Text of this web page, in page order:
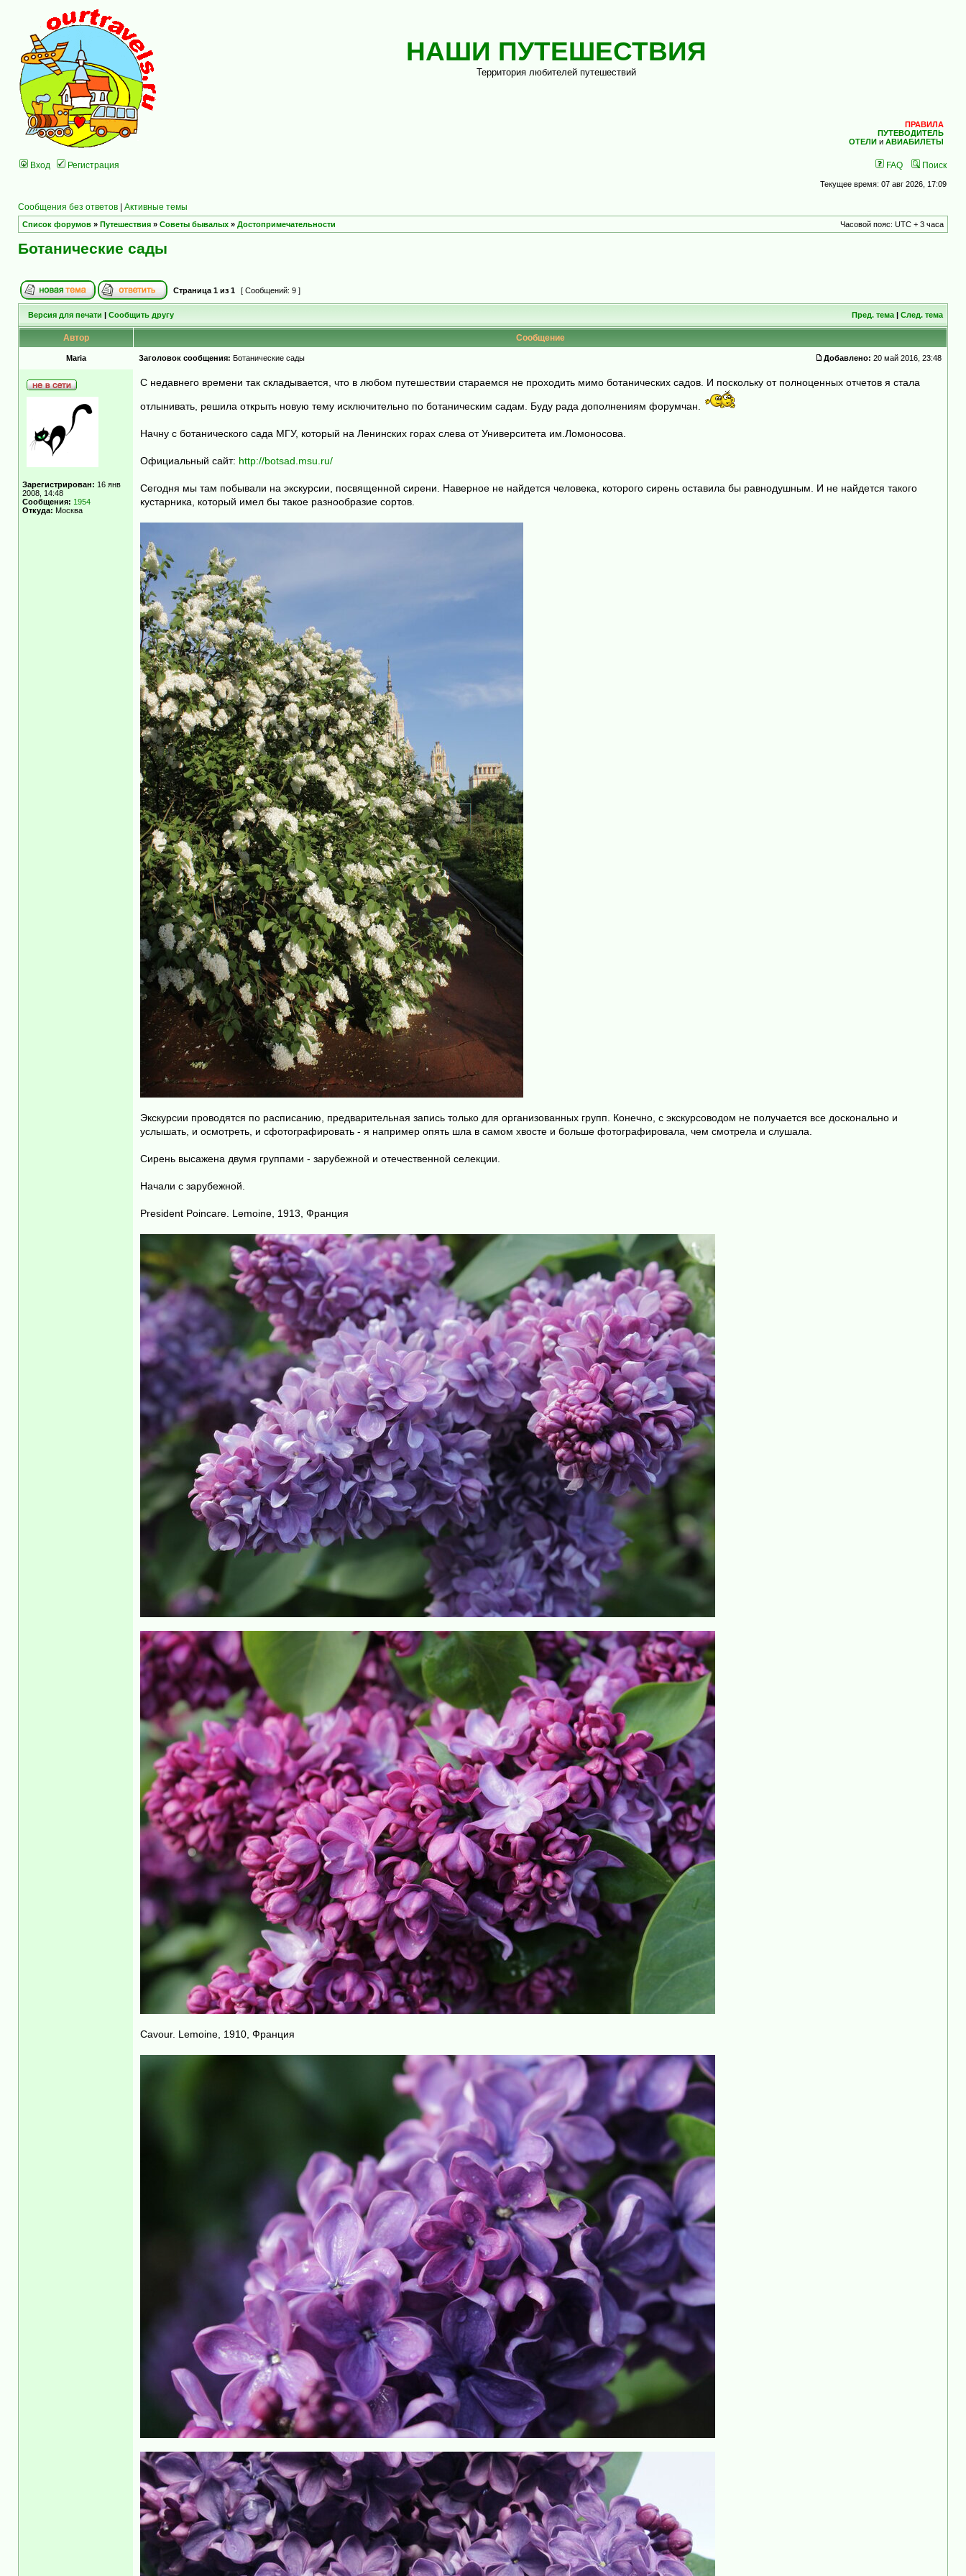
НАШИ ПУТЕШЕСТВИЯ
Территория любителей путешествий
ПРАВИЛА
ПУТЕВОДИТЕЛЬ
ОТЕЛИ и АВИАБИЛЕТЫ
Вход Регистрация FAQ Поиск
Текущее время: 07 авг 2026, 17:09
Сообщения без ответов | Активные темы
Список форумов » Путешествия » Советы бывалых » Достопримечательности Часовой пояс: UTC + 3 часа
Ботанические сады
Страница 1 из 1 [ Сообщений: 9 ]
Версия для печати | Сообщить другу Пред. тема | След. тема
Автор Сообщение
Maria Заголовок сообщения: Ботанические сады Добавлено: 20 май 2016, 23:48
Зарегистрирован: 16 янв
2008, 14:48
Сообщения: 1954
Откуда: Москва
С недавнего времени так складывается, что в любом путешествии стараемся не проходить мимо ботанических садов. И поскольку от полноценных отчетов я стала
отлынивать, решила открыть новую тему исключительно по ботаническим садам. Буду рада дополнениям форумчан.
Начну с ботанического сада МГУ, который на Ленинских горах слева от Университета им.Ломоносова.
Официальный сайт: http://botsad.msu.ru/
Сегодня мы там побывали на экскурсии, посвященной сирени. Наверное не найдется человека, которого сирень оставила бы равнодушным. И не найдется такого
кустарника, который имел бы такое разнообразие сортов.
Экскурсии проводятся по расписанию, предварительная запись только для организованных групп. Конечно, с экскурсоводом не получается все досконально и
услышать, и осмотреть, и сфотографировать - я например опять шла в самом хвосте и больше фотографировала, чем смотрела и слушала.
Сирень высажена двумя группами - зарубежной и отечественной селекции.
Начали с зарубежной.
President Poincare. Lemoine, 1913, Франция
Cavour. Lemoine, 1910, Франция